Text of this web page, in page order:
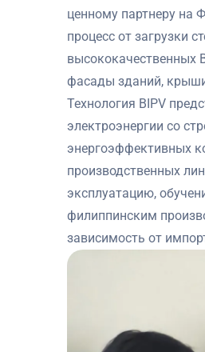
ценному партнеру на
процесс от загрузки
высококачественных
фасады зданий,
Технология BIPV
электроэнергии со
энергоэффективных
производственных
эксплуатацию,
филиппинским
зависимость от